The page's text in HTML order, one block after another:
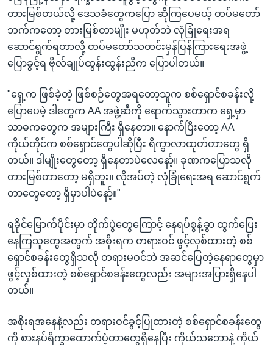
တားမြစ်တယ်လို့ ဒေသခံတွေကပြော ဆိုကြပေမယ့် တပ်မတော်
ဘက်ကတော့ တားမြစ်တာမျိုး မဟုတ်ဘဲ လုံခြုံရေးအရ
ဆောင်ရွက်ရတာလို့ တပ်မတော်သတင်းမှန်ပြန်ကြားရေးအဖွဲ့
ပြောခွင့်ရ ဗိုလ်ချုပ်ထွန်းထွန်းညီက ပြောပါတယ်။
"ရှေ့က ဖြစ်ခဲ့တဲ့ ဖြစ်စဉ်တွေအရတော့သူက စစ်ရှောင်စခန်းလို့
ပြောပေမဲ့ ဒါတွေက AA အဖွဲ့ဆီကို ရောက်သွားတာက ရှေ့မှာ
သာဓကတွေက အများကြီး ရှိနေတာ။ နောက်ပြီးတော့ AA
ကိုယ်တိုင်က စစ်ရှောင်တွေပါဆိုပြီး ရိက္ခာလာထုတ်တာတွေ ရှိ
တယ်။ ဒါမျိုးတွေတော့ ရှိနေတာပဲလေနော့်။ ခုဏကပြောသလို
တားမြစ်တာတော့ မရှိဘူး။ လိုအပ်တဲ့ လုံခြုံရေးအရ ဆောင်ရွက်
တာတွေတော့ ရှိမှာပါပဲနော့်။"
ရခိုင်မြောက်ပိုင်းမှာ တိုက်ပွဲတွေကြောင့် နေရပ်စွန့်ခွာ ထွက်ပြေး
နေကြသူတွေအတွက် အစိုးရက တရားဝင် ဖွင့်လှစ်ထားတဲ့ စစ်
ရှောင်စခန်းတွေရှိသလို တရားမဝင်ဘဲ အဆင်ပြေတဲ့နေရာတွေမှာ
ဖွင့်လှစ်ထားတဲ့ စစ်ရှောင်စခန်းတွေလည်း အများအပြားရှိနေပါ
တယ်။
အစိုးရအနေနဲ့လည်း တရားဝင်ခွင့်ပြုထားတဲ့ စစ်ရှောင်စခန်းတွေ
ကို စားနပ်ရိက္ခာထောက်ပံ့တာတွေရှိနေပြီး ကိုယ်သဘောနဲ့ ကိုယ်